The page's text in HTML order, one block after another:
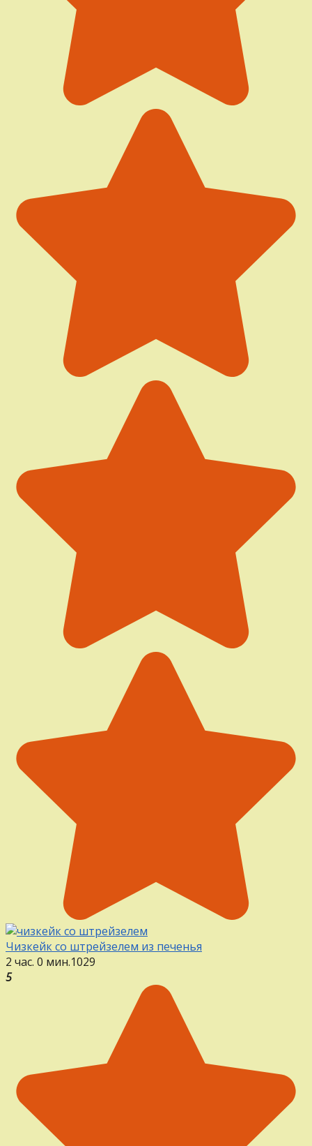
Чизкейк со штрейзелем из печенья
2 час. 0 мин.1029
5